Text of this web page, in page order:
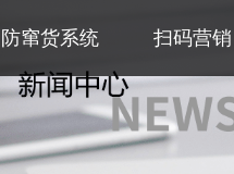
防窜货系统 扫码营销